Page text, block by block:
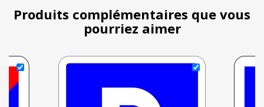
Produits complémentaires que vous
pourriez aimer